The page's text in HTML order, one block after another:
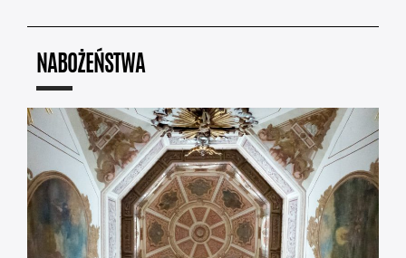
NABOŻEŃSTWA